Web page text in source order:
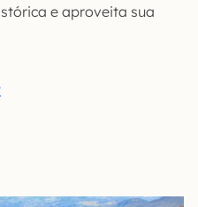
e aproveita sua